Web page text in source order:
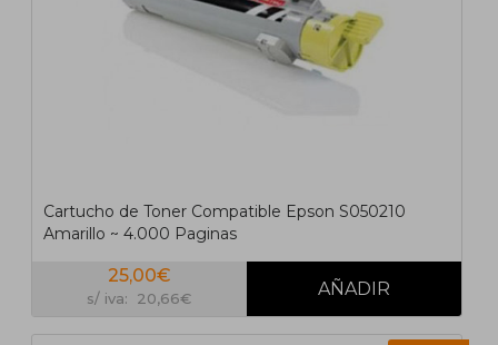
Cartucho de Toner Compatible Epson S050210
Amarillo ~ 4.000 Paginas
25,00€
s/ iva: 20,66€